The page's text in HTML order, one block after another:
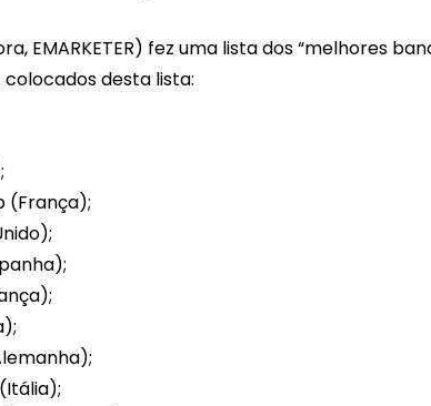
EMARKETER) fez uma lista dos “melhores
colocados desta lista:
(França);